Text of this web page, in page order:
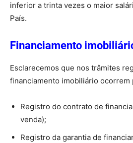
inferior a trinta vezes o maior
País.
Financiamento
Esclarecemos que nos trâmites
financiamento imobiliário ocorrem
Registro do contrato de
venda);
Registro da garantia de